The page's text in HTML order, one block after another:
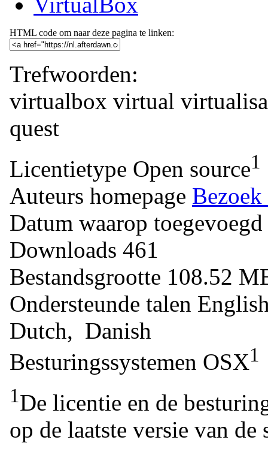
HTML code om naar deze pagina te linken:
Trefwoorden:
virtualbox virtual
quest
Licentietype Open source1
Auteurs homepage
Datum waarop toegevoegd
Downloads 461
Bestandsgrootte 108.52
Ondersteunde talen
Dutch, Danish
Besturingssystemen OSX1
1De licentie en de
op de laatste versie van de